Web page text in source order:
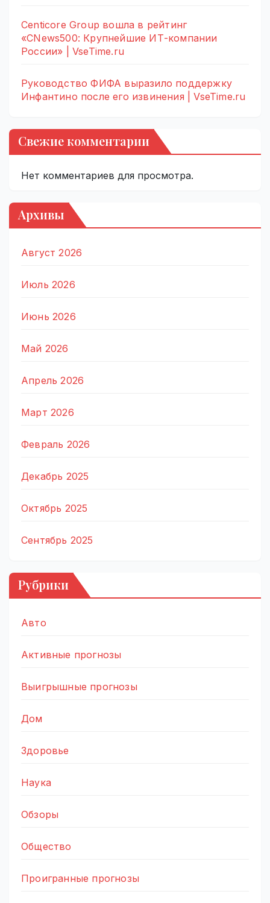
Centicore Group вошла в рейтинг
«CNews500: Крупнейшие ИТ-компании
России» | VseTime.ru
Руководство ФИФА выразило поддержку
Инфантино после его извинения | VseTime.ru
Свежие комментарии
Нет комментариев для просмотра.
Архивы
Август 2026
Июль 2026
Июнь 2026
Май 2026
Апрель 2026
Март 2026
Февраль 2026
Декабрь 2025
Октябрь 2025
Сентябрь 2025
Рубрики
Авто
Активные прогнозы
Выигрышные прогнозы
Дом
Здоровье
Наука
Обзоры
Общество
Проигранные прогнозы